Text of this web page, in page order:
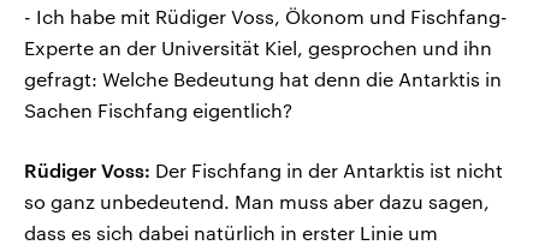
- Ich habe mit Rüdiger Voss, Ökonom und Fischfang-
Experte an der Universität Kiel, gesprochen und ihn
gefragt: Welche Bedeutung hat denn die Antarktis in
Sachen Fischfang eigentlich?
Rüdiger Voss: Der Fischfang in der Antarktis ist nicht
so ganz unbedeutend. Man muss aber dazu sagen,
dass es sich dabei natürlich in erster Linie um